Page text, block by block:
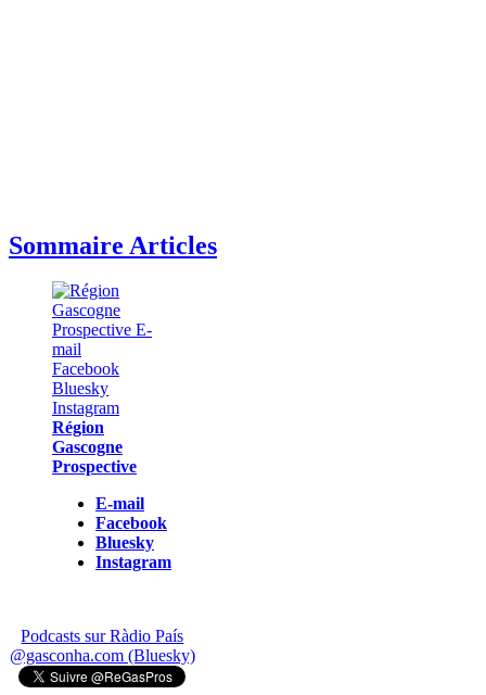
Sommaire Articles
Région
Gascogne
Prospective
E-mail
Facebook
Bluesky
Instagram
Podcasts sur Ràdio País
@gasconha.com (Bluesky)